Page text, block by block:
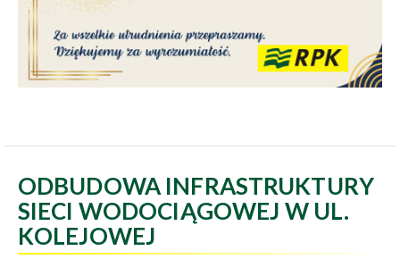
ODBUDOWA INFRASTRUKTURY
SIECI WODOCIĄGOWEJ W UL.
KOLEJOWEJ